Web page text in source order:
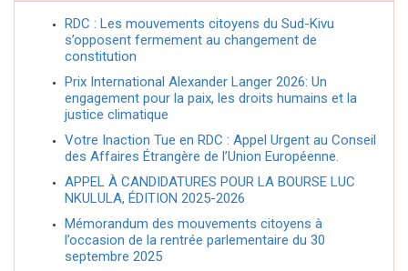
RDC : Les mouvements citoyens du Sud-Kivu
s’opposent fermement au changement de
constitution
Prix International Alexander Langer 2026: Un
engagement pour la paix, les droits humains et la
justice climatique
Votre Inaction Tue en RDC : Appel Urgent au Conseil
des Affaires Étrangère de l’Union Européenne.
APPEL À CANDIDATURES POUR LA BOURSE LUC
NKULULA, ÉDITION 2025-2026
Mémorandum des mouvements citoyens à
l’occasion de la rentrée parlementaire du 30
septembre 2025